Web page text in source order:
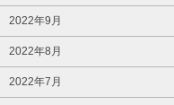
2022年9月
2022年8月
2022年7月